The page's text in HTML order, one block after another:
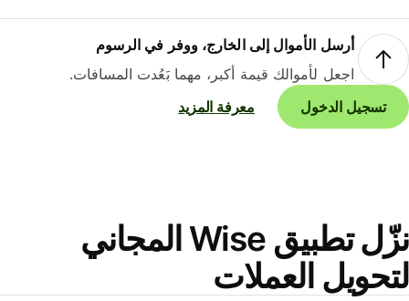
أرسل الأموال إلى الخارج، ووفر في الرسوم
اجعل لأموالك قيمة أكبر، مهما بَعُدت المسافات.
تسجيل الدخول
معرفة المزيد
نزّل تطبيق Wise المجاني
العملات